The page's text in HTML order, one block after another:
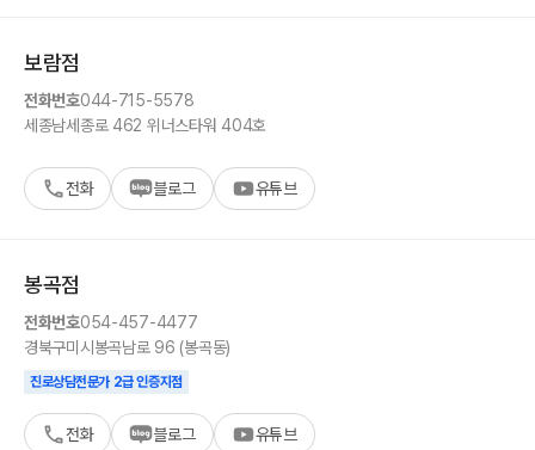
보람점
전화번호044-715-5578
세종남세종로 462 위너스타워 404호
전화 블로그 유튜브
봉곡점
전화번호054-457-4477
경북구미시 봉곡남로 96 (봉곡동)
진로상담전문가 2급 인증지점
전화 블로그 유튜브